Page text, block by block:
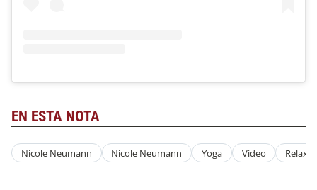
EN ESTA NOTA
Nicole Neumann Nicole Neumann Yoga Video Relax